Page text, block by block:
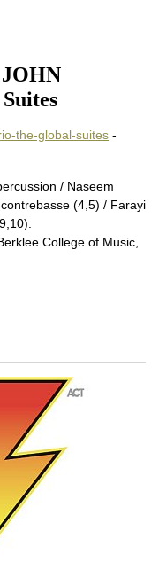
the-global-suites -
/ Naseem
(4,5) / Farayi
College of Music,